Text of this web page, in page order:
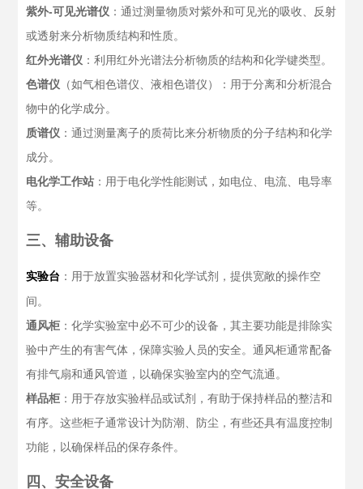
紫外-可见光谱仪 ：通过测量物质对紫外和可见光的吸收、反射
或透射来分析物质结构和性质。
红外光谱仪 ：利用红外光谱法分析物质的结构和化学键类型。
色谱仪 （如气相色谱仪、液相色谱仪）：用于分离和分析混合
物中的化学成分。
质谱仪 ：通过测量离子的质荷比来分析物质的分子结构和化学
成分。
电化学工作站 ：用于电化学性能测试，如电位、电流、电导率
等。
三、辅助设备
实验台 ：用于放置实验器材和化学试剂，提供宽敞的操作空
间。
通风柜 ：化学实验室中必不可少的设备，其主要功能是排除实
验中产生的有害气体，保障实验人员的安全。通风柜通常配备
有排气扇和通风管道，以确保实验室内的空气流通。
样品柜 ：用于存放实验样品或试剂，有助于保持样品的整洁和
有序。这些柜子通常设计为防潮、防尘，有些还具有温度控制
功能，以确保样品的保存条件。
四、安全设备